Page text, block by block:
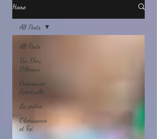
Home
All Posts
Un Dieu
D'Amour
Croissance
Spirituelle
La prière
Obéissance
et Foi
All Posts